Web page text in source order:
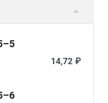
14,72 ₽